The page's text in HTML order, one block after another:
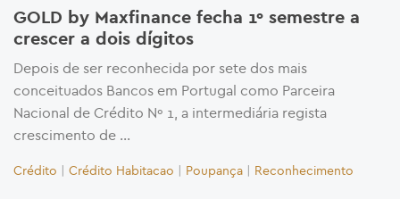
GOLD by Maxfinance fecha 1º semestre a
crescer a dois dígitos
Depois de ser reconhecida por sete dos mais
conceituados Bancos em Portugal como Parceira
Nacional de Crédito Nº 1, a intermediária regista
crescimento de …
Crédito | Crédito Habitacao | Poupança | Reconhecimento